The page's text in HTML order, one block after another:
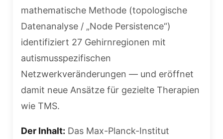
mathematische Methode (topologische
Datenanalyse / „Node Persistence“)
identifiziert 27 Gehirnregionen mit
autismusspezifischen
Netzwerkveränderungen — und eröffnet
damit neue Ansätze für gezielte Therapien
wie TMS.
Der Inhalt: Das Max-Planck-Institut